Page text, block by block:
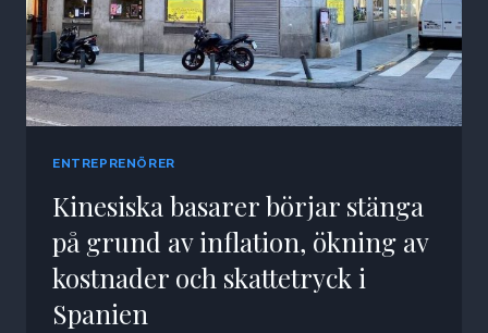
ENTREPRENÖRER
Kinesiska basarer börjar stänga
på grund av inflation, ökning av
kostnader och skattetryck i
Spanien